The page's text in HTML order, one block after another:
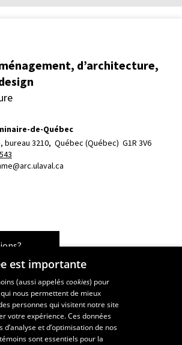
d’architecture,
de-Québec
3210, Québec (Québec)  G1R 3V6
Instagram
sur YouTube
du territoire et de développement
est importante
(aussi appeléscookies) pour
nous permettent de mieux
personnes qui visitent notre site
votre expérience. Ces données
et d’optimisation de nos
sont essentiels pour la